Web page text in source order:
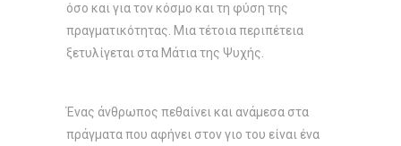
όσο και για τον κόσμο και τη φύση της
πραγματικότητας. Μια τέτοια περιπέτεια
ξετυλίγεται στα Μάτια της Ψυχής.
Ένας άνθρωπος πεθαίνει και ανάμεσα στα
πράγματα που αφήνει στον γιο του είναι ένα